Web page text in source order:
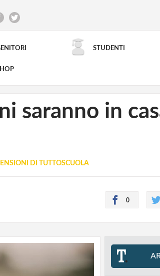
STUDENTI
AVANZATA
saranno in
DI TUTTOSCUOLA
0